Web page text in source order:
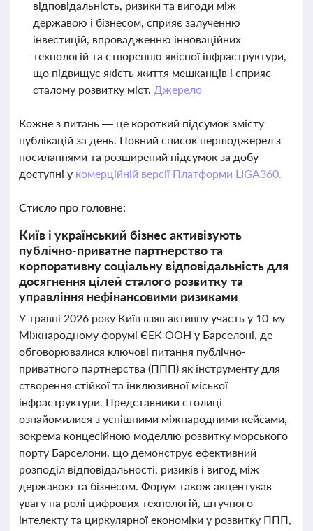
відповідальність, ризики та вигоди між
державою і бізнесом, сприяє залученню
інвестицій, впровадженню інноваційних
технологій та створенню якісної інфраструктури,
що підвищує якість життя мешканців і сприяє
сталому розвитку міст. Джерело
Кожне з питань — це короткий підсумок змісту
публікацій за день. Повний список першоджерел з
посиланнями та розширений підсумок за добу
доступні у комерційній версії Платформи LIGA360.
Стисло про головне:
Київ і український бізнес активізують
публічно-приватне партнерство та
корпоративну соціальну відповідальність для
досягнення цілей сталого розвитку та
управління нефінансовими ризиками
У травні 2026 року Київ взяв активну участь у 10-му
Міжнародному форумі ЄЕК ООН у Барселоні, де
обговорювалися ключові питання публічно-
приватного партнерства (ППП) як інструменту для
створення стійкої та інклюзивної міської
інфраструктури. Представники столиці
ознайомилися з успішними міжнародними кейсами,
зокрема концесійною моделлю розвитку морського
порту Барселони, що демонструє ефективний
розподіл відповідальності, ризиків і вигод між
державою та бізнесом. Форум також акцентував
увагу на ролі цифрових технологій, штучного
інтелекту та циркулярної економіки у розвитку ППП,